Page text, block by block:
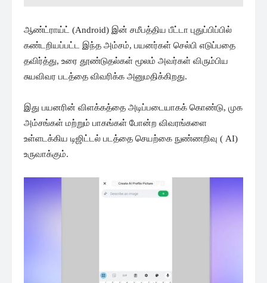
ஆண்ட்ராய்ட் (Android) இன் சமீபத்திய பீட்டா புதுப்பிப்பில்
கண்டறியப்பட்ட இந்த அம்சம், பயனர்கள் செல்பி எடுப்பதை
தவிர்த்து, உரை தூண்டுதல்கள் மூலம் அவர்கள் விரும்பிய
சுயவிவர படத்தை விவரிக்க அனுமதிக்கிறது.
இது பயனரின் விளக்கத்தை அடிப்படையாகக் கொண்டு, முக
அம்சங்கள் மற்றும் பாகங்கள் போன்ற விவரங்களை
உள்ளடக்கிய டிஜிட்டல் படத்தை செயற்கை நுண்ணறிவு ( AI)
உருவாக்கும்.